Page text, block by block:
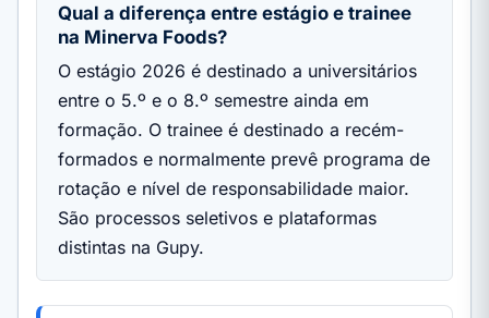
Qual a diferença entre estágio e trainee
na Minerva Foods?
O estágio 2026 é destinado a universitários
entre o 5.º e o 8.º semestre ainda em
formação. O trainee é destinado a recém-
formados e normalmente prevê programa de
rotação e nível de responsabilidade maior.
São processos seletivos e plataformas
distintas na Gupy.